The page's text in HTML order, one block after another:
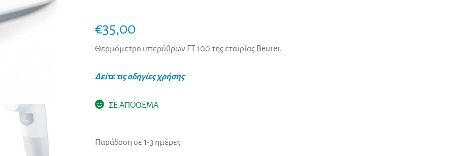
€35,00
Θερμόμετρο υπερύθρων FT 100 της εταιρίας Beurer.
Δείτε τις οδηγίες χρήσης
ΣΕ ΑΠΟΘΕΜΑ
Παράδοση σε 1-3 ημέρες